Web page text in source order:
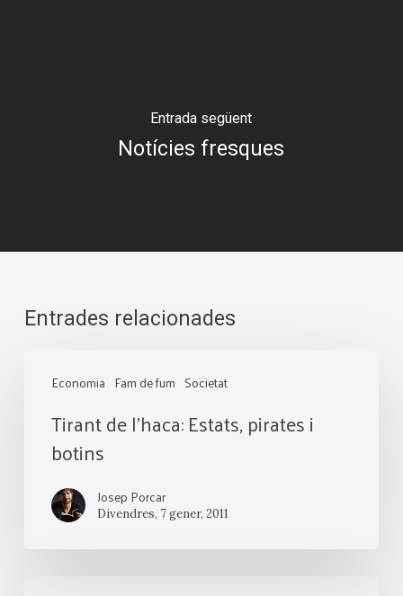
Entrada següent
Notícies fresques
Entrades relacionades
Economia Fam de fum Societat
l’haca:
Estats,
Tirant de l’haca: Estats, pirates i
botins
Josep Porcar
Divendres, 7 gener, 2011